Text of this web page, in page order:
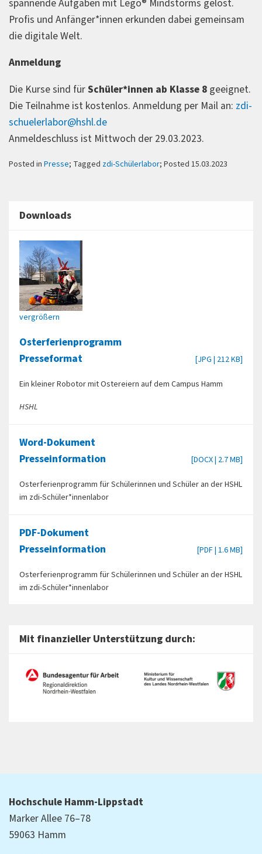
spannende Aufgaben mit Lego® Mindstorms gelöst.
Profis und Anfänger*innen erkunden dabei gemeinsam
die digitale Welt.
Anmeldung
Die Kurse sind fürSchüler*innen ab Klasse 8 geeignet.
Die Teilnahme ist kostenlos. Anmeldung per Mail an: zdi-
schuelerlabor@hshl.de
Anmeldeschluss ist Mittwoch der 29.03.2023.
Posted in Presse; Tagged zdi-Schülerlabor; Posted 15.03.2023
Downloads
vergrößern
Osterferienprogramm
Presseformat
[JPG | 212 KB]
Ein kleiner Robotor mit Ostereiern auf dem Campus Hamm
HSHL
Word-Dokument
Presseinformation
[DOCX | 2.7 MB]
Osterferienprogramm für Schülerinnen und Schüler an der HSHL
im zdi-Schüler*innenlabor
PDF-Dokument
Presseinformation
[PDF | 1.6 MB]
Osterferienprogramm für Schülerinnen und Schüler an der HSHL
im zdi-Schüler*innenlabor
Mit finanzieller Unterstützung durch:
Hochschule Hamm-Lippstadt
Marker Allee 76–78
59063 Hamm